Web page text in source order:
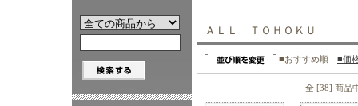
ＡＬＬ ＴＯＨＯＫＵ
■おすすめ順 ■価
全 [38] 商品